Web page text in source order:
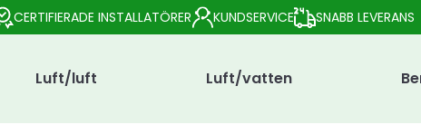
CERTIFIERADE INSTALLATÖRER KUNDSERVICE SNABB LEVERANS
Luft/luft Luft/vatten